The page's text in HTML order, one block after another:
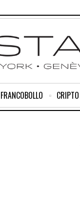
CRIPTO